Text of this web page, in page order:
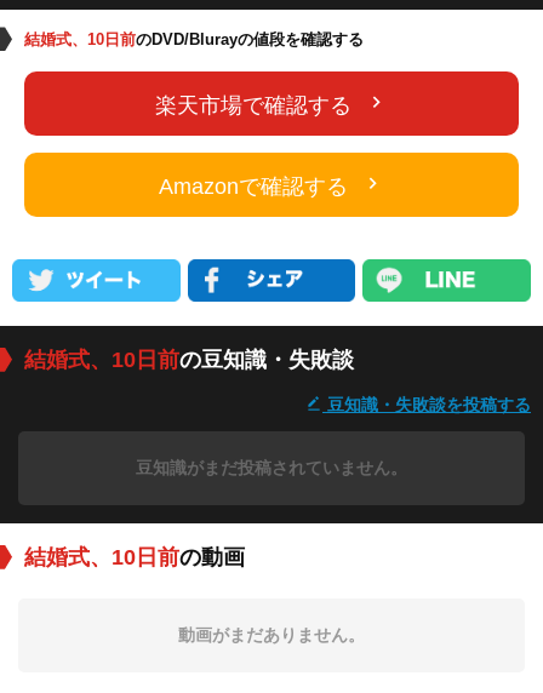
結婚式、10日前のDVD/Blurayの値段を確認する
楽天市場で確認する
Amazonで確認する
結婚式、10日前の豆知識・失敗談
豆知識・失敗談を投稿する
豆知識がまだ投稿されていません。
結婚式、10日前の動画
動画がまだありません。